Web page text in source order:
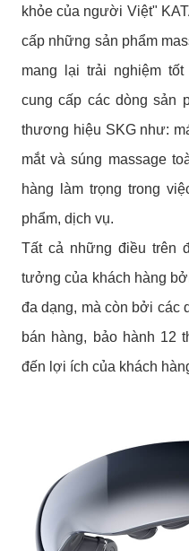
khỏe của người Việt"
cấp những sản phẩm
mang lại trải nghiệm
cung cấp các dòng sản
thương hiệu SKG như:
mắt và súng massage
hàng làm trọng trong
phẩm, dịch vụ.
Tất cả những điều trên
tưởng của khách hàng
đa dạng, mà còn bởi các
bán hàng, bảo hành 12
đến lợi ích của khách